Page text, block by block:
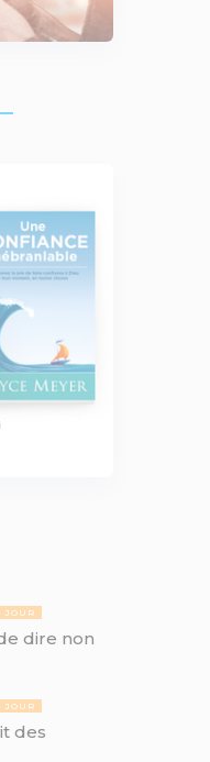
JOUR
dire non
JOUR
des